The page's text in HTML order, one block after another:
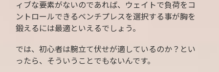
ィブな要素がないのであれば、ウェイトで負荷をコ
ントロールできるベンチプレスを選択する事が胸を
鍛えるには最適といえるでしょう。
では、初心者は腕立て伏せが適しているのか？とい
ったら、そういうことでもないんです。